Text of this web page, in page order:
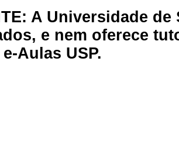
A Universidade
e nem oferece
Aulas USP.